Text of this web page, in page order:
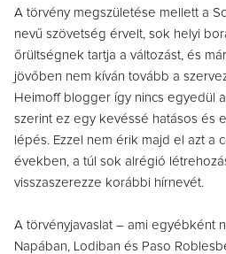
A törvény megszületése mellett a
nevű szövetség érvelt, sok helyi
őrültségnek tartja a változást, és
jövőben nem kíván tovább a
Heimoff blogger így nincs egyedül
szerint ez egy kevéssé hatásos és
lépés. Ezzel nem érik majd el azt a
években, a túl sok alrégió
visszaszerezze korábbi hírnevét.
A törvényjavaslat – ami egyébként
Napában, Lodiban és Paso